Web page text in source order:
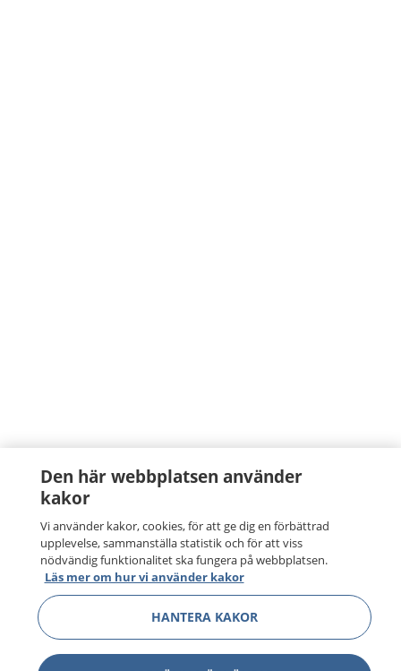
Den här webbplatsen använder
kakor
Vi använder kakor, cookies, för att ge dig en förbättrad
upplevelse, sammanställa statistik och för att viss
nödvändig funktionalitet ska fungera på webbplatsen.
Läs mer om hur vi använder kakor
HANTERA KAKOR